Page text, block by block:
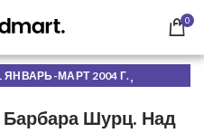
0
МАРТ 2004 Г. ,
Шурц. Над